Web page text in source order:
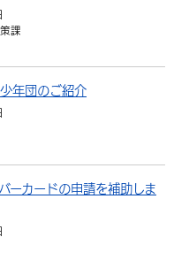
課
年団のご紹介
ーカードの申請を補助しま